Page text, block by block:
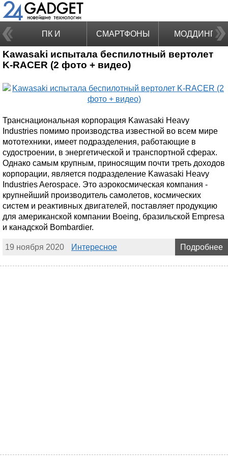
ПК И
НОУТБУКИ
СМАРТФОНЫ МОДДИНГ
Kawasaki испытала беспилотный вертолет
K-RACER (2 фото + видео)
Транснациональная корпорация Kawasaki Heavy
Industries помимо производства известной во всем мире
мототехники, имеет подразделения, работающие в
судостроении, в энергетической и транспортной сферах.
Однако самым крупным, приносящим почти треть доходов
корпорации, является подразделение Kawasaki Heavy
Industries Aerospace. Это аэрокосмическая компания -
крупнейший производитель самолетов, космических
систем и реактивных двигателей, поставляет продукцию
для американской компании Boeing, бразильской Empresa
и канадской Bombardier.
19 ноября 2020 Интересное Подробнее